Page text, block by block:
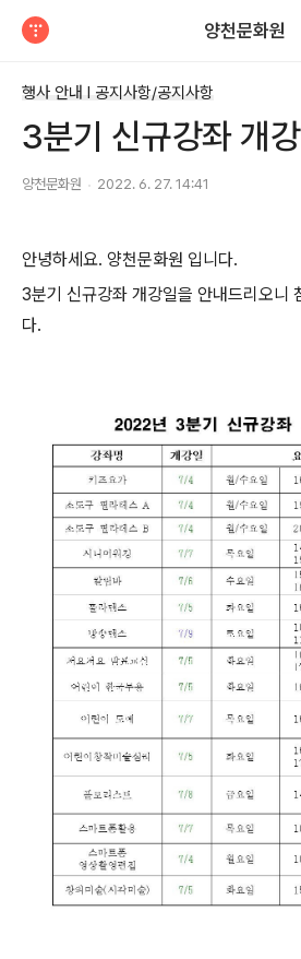
양천문화원
행사 안내 Ι 공지사항/공지사항
3분기 신규강좌 개
양천문화원 2022. 6. 27. 14:41
안녕하세요. 양천문화원 입니다.
3분기 신규강좌 개강일을 안내드리오니
다.